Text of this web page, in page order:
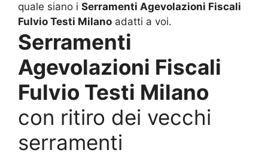
quale siano i Serramenti Agevolazioni Fiscali
Fulvio Testi Milano adatti a voi.
Serramenti
Agevolazioni Fiscali
Fulvio Testi Milano
con ritiro dei vecchi
serramenti